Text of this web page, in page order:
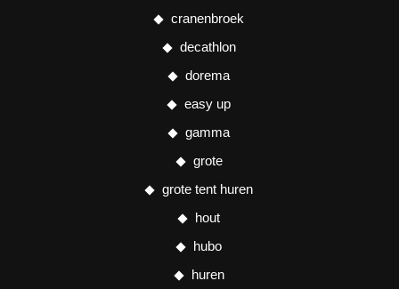
cranenbroek
decathlon
dorema
easy up
gamma
grote
grote tent huren
hout
hubo
huren